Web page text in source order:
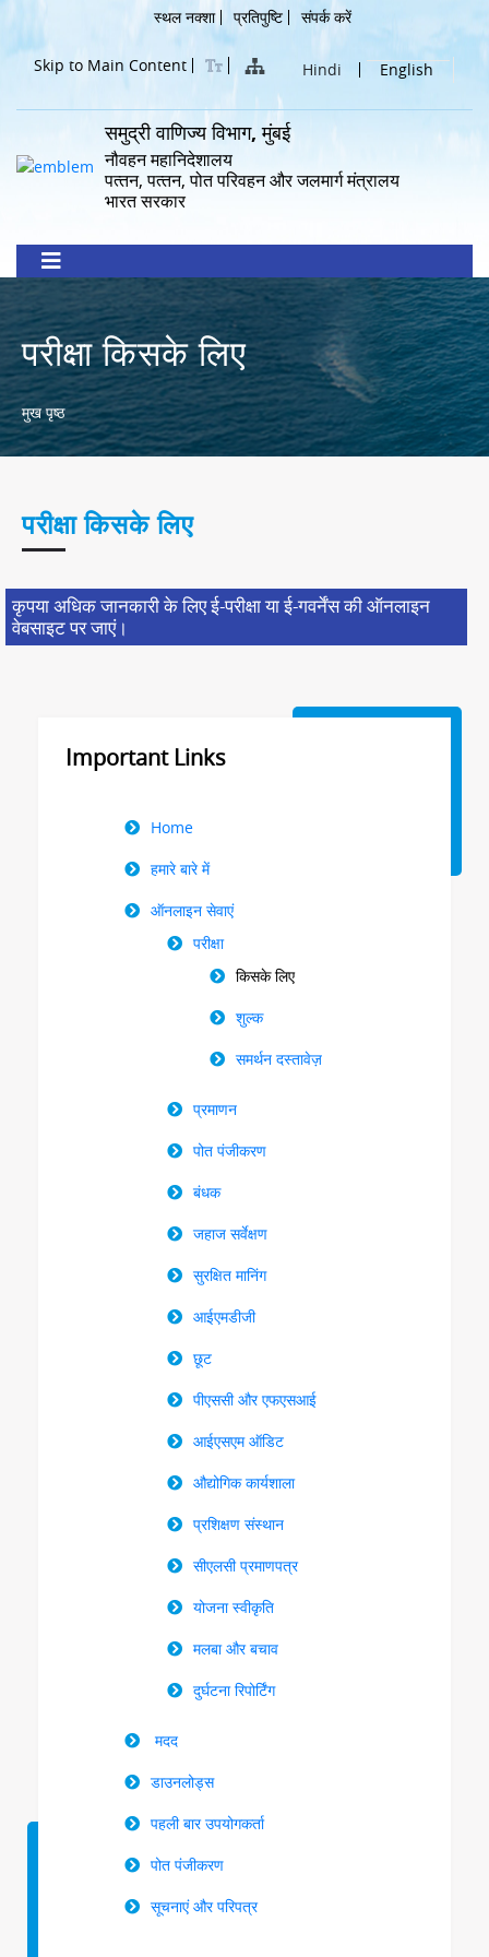
main
Header
Menu
स्थल नक्शा प्रतिपुष्टि संपर्क करें
Skip to Main Content Hindi English
समुद्री वाणिज्य विभाग, मुंबई
नौवहन महानिदेशालय
पत्‍तन, पत्‍तन, पोत परिवहन और जलमार्ग मंत्रालय
भारत सरकार
परीक्षा किसके लिए
Breadcrumb
मुख पृष्ठ
परीक्षा किसके लिए
कृपया अधिक जानकारी के लिए ई-परीक्षा या ई-गवर्नेंस की ऑनलाइन
वेबसाइट पर जाएं।
Important Links
Right
Menu
Home
हमारे बारे में
ऑनलाइन सेवाएं
परीक्षा
किसके लिए
शुल्क
समर्थन दस्तावेज़
प्रमाणन
पोत पंजीकरण
बंधक
जहाज सर्वेक्षण
सुरक्षित मानिंग
आईएमडीजी
छूट
पीएससी और एफएसआई
आईएसएम ऑडिट
औद्योगिक कार्यशाला
प्रशिक्षण संस्थान
सीएलसी प्रमाणपत्र
योजना स्वीकृति
मलबा और बचाव
दुर्घटना रिपोर्टिंग
मदद
डाउनलोड्स
पहली बार उपयोगकर्ता
पोत पंजीकरण
सूचनाएं और परिपत्र